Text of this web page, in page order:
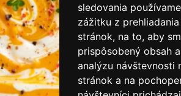
sledovania
zážitku z
stránok, na to, aby
prispôsobený obsah
analýzu návštevnosti
stránok a na
PRIHLÁSIŤ SA DO
Všeobecné
Ochrana
Cookies